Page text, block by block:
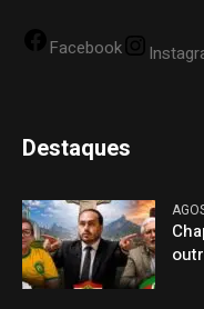
Facebook
Destaques